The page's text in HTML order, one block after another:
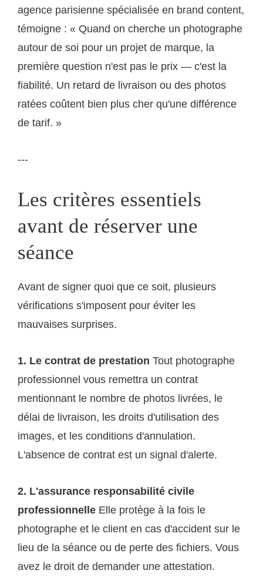
agence parisienne spécialisée en brand content,
témoigne : « Quand on cherche un photographe
autour de soi pour un projet de marque, la
première question n'est pas le prix — c'est la
fiabilité. Un retard de livraison ou des photos
ratées coûtent bien plus cher qu'une différence
de tarif. »
---
Les critères essentiels
avant de réserver une
séance
Avant de signer quoi que ce soit, plusieurs
vérifications s'imposent pour éviter les
mauvaises surprises.
1. Le contrat de prestation Tout photographe
professionnel vous remettra un contrat
mentionnant le nombre de photos livrées, le
délai de livraison, les droits d'utilisation des
images, et les conditions d'annulation.
L'absence de contrat est un signal d'alerte.
2. L'assurance responsabilité civile
professionnelle Elle protège à la fois le
photographe et le client en cas d'accident sur le
lieu de la séance ou de perte des fichiers. Vous
avez le droit de demander une attestation.